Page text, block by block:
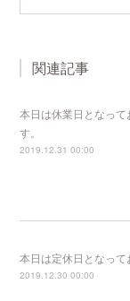
関連記事
本日は休業日となっ
す。
2019.12.31 00:00
本日は定休日となって
2019.12.30 00:00